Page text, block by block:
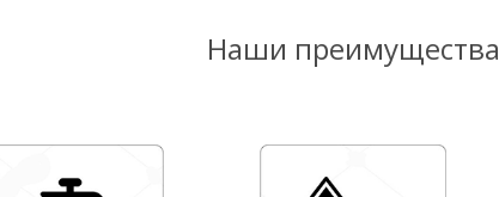
Наши преимущества